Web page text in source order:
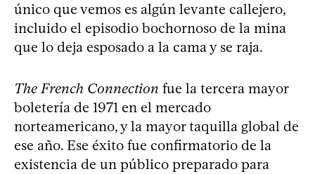
único que vemos es algún levante callejero,
incluido el episodio bochornoso de la mina
que lo deja esposado a la cama y se raja.
The French Connection fue la tercera mayor
boletería de 1971 en el mercado
norteamericano, y la mayor taquilla global de
ese año. Ese éxito fue confirmatorio de la
existencia de un público preparado para